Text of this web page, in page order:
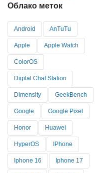
Облако меток
Android AnTuTu
Apple Apple Watch
ColorOS
Digital Chat Station
Dimensity GeekBench
Google Google Pixel
Honor Huawei
HyperOS IPhone
Iphone 16 Iphone 17